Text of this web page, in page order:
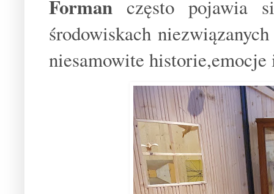
Forman często pojawia
środowiskach
niesamowite